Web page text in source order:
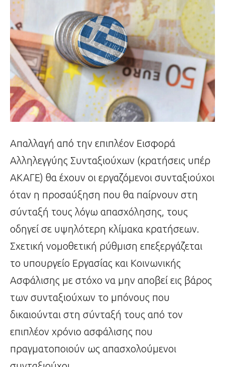
Απαλλαγή από την επιπλέον Εισφορά
Αλληλεγγύης Συνταξιούχων (κρατήσεις υπέρ
ΑΚΑΓΕ) θα έχουν οι εργαζόμενοι συνταξιούχοι
όταν η προσαύξηση που θα παίρνουν στη
σύνταξή τους λόγω απασχόλησης, τους
οδηγεί σε υψηλότερη κλίμακα κρατήσεων.
Σχετική νομοθετική ρύθμιση επεξεργάζεται
το υπουργείο Εργασίας και Κοινωνικής
Ασφάλισης με στόχο να μην αποβεί εις βάρος
των συνταξιούχων το μπόνους που
δικαιούνται στη σύνταξή τους από τον
επιπλέον χρόνιο ασφάλισης που
πραγματοποιούν ως απασχολούμενοι